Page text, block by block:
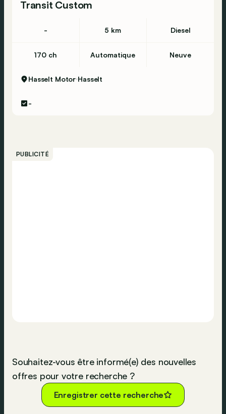
Transit Custom
- 5 km Diesel
170 ch Automatique Neuve
Hasselt Motor Hasselt
-
PUBLICITÉ
Souhaitez-vous être informé(e) des nouvelles
offres pour votre recherche ?
Enregistrer cette recherche